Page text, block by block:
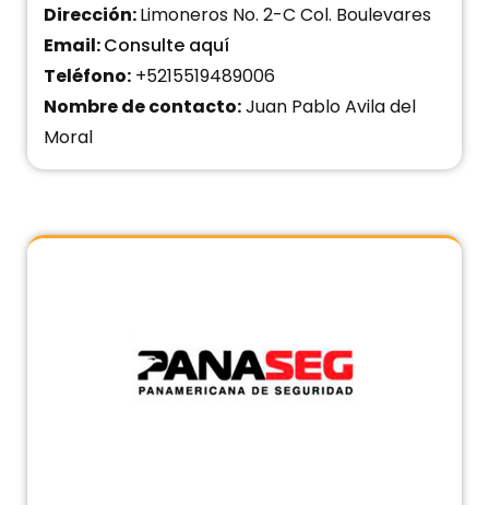
Dirección:Limoneros No. 2-C Col. Boulevares
Email:Consulte aquí
Teléfono: +5215519489006
Nombre de contacto:Juan Pablo Avila del
Moral